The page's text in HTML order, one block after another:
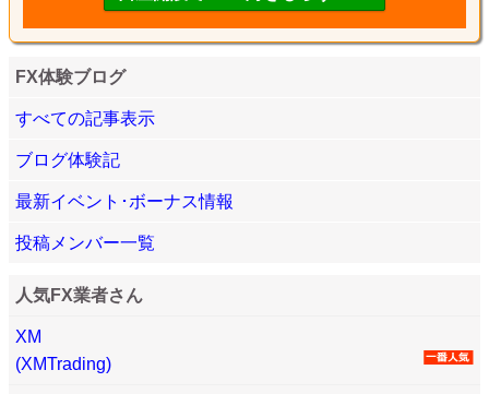
FX体験ブログ
すべての記事表示
ブログ体験記
最新イベント･ボーナス情報
投稿メンバー一覧
人気FX業者さん
XM
(XMTrading)